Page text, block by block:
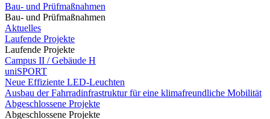
Bau- und Prüfmaßnahmen
Bau- und Prüfmaßnahmen
Aktuelles
Laufende Projekte
Laufende Projekte
Campus II / Gebäude H
uniSPORT
Neue Effiziente LED-Leuchten
Ausbau der Fahrradinfrastruktur für eine klimafreundliche Mobilität
Abgeschlossene Projekte
Abgeschlossene Projekte